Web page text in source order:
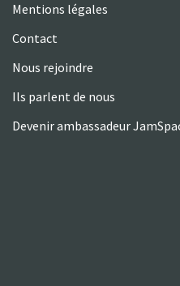
Mentions légales
Contact
Nous rejoindre
Ils parlent de nous
Devenir ambassadeur